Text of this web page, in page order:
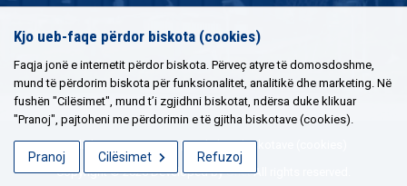
Copyright © 2026 Developed byUnetAll rights reserved.
Politika e privatësisë | Politika e biskotave (cookies)
Kjo ueb-faqe përdor biskota (cookies)
Faqja jonë e internetit përdor biskota. Përveç atyre të domosdoshme,
mund të përdorim biskota për funksionalitet, analitikë dhe marketing. Në
fushën "Cilësimet", mund t’i zgjidhni biskotat, ndërsa duke klikuar
"Pranoj", pajtoheni me përdorimin e të gjitha biskotave (cookies).
Pranoj Cilësimet Refuzoj